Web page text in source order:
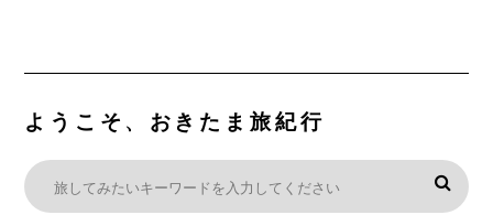
ようこそ、おきたま旅紀行